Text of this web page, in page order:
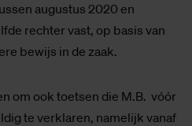
augustus 2020 en
rechter vast, op basis van
bewijs in de zaak.
om ook toetsen die M.B. vóór
te verklaren, namelijk vanaf